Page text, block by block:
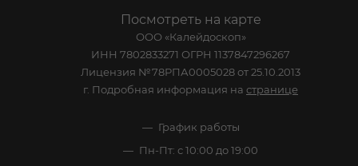
Посмотреть на карте
ООО «Калейдоскоп»
ИНН 7802833271 ОГРН 1137847296267
Лицензия №78РПА0005028 от 25.10.2013
г. Подробная информация на странице
График работы
Пн-Пт: с 10:00 до 19:00